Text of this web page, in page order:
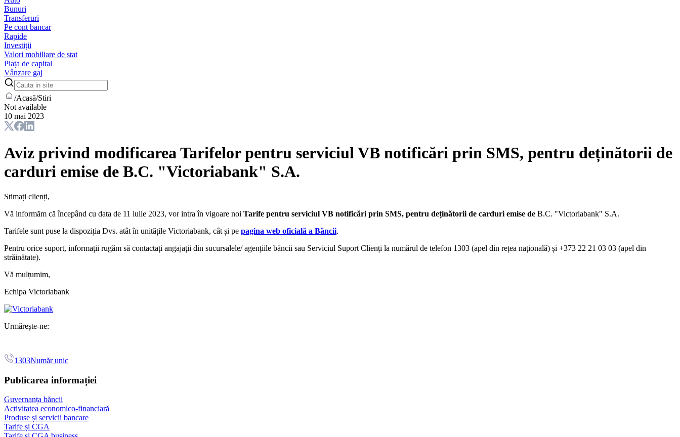
Bunuri
Transferuri
Pe cont bancar
Rapide
Investiții
Valori mobiliare de stat
Piața de capital
Vânzare gaj
/Acasă/Stiri
Not available
10 mai 2023
Aviz privind modificarea Tarifelor pentru serviciul VB notificări prin SMS, pentru deținătorii de
carduri emise de B.C. "Victoriabank" S.A.
Stimați clienți,
Vă informăm că începând cu data de 11 iulie 2023, vor intra în vigoare noi Tarife pentru serviciul VB notificări prin SMS, pentru deținătorii de carduri emise de B.C. "Victoriabank" S.A.
Tarifele sunt puse la dispoziția Dvs. atât în unitățile Victoriabank, cât și pe pagina web oficială a Băncii.
Pentru orice suport, informații rugăm să contactați angajații din sucursalele/ agențiile băncii sau Serviciul Suport Clienți la numărul de telefon 1303 (apel din rețea națională) și +373 22 21 03 03 (apel din
străinătate).
Vă mulțumim,
Echipa Victoriabank
Urmărește-ne:
1303Număr unic
Publicarea informației
Guvernanța băncii
Activitatea economico-financiară
Produse și servicii bancare
Tarife și CGA